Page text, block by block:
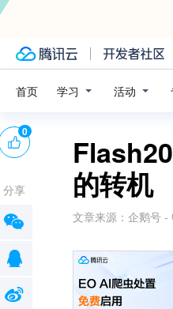
首页 学习 活动
的转机
文章来源： 企鹅号 -
0
分享